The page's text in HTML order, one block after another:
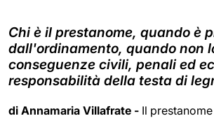
Chi è il prestanome, quando è
dall'ordinamento, quando non
conseguenze civili, penali ed
responsabilità della testa di
di Annamaria Villafrate - Il